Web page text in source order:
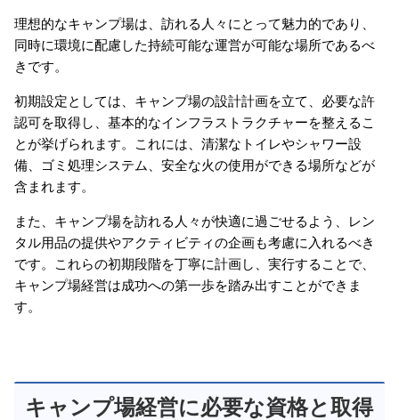
理想的なキャンプ場は、訪れる人々にとって魅力的であり、
同時に環境に配慮した持続可能な運営が可能な場所であるべ
きです。
初期設定としては、キャンプ場の設計計画を立て、必要な許
認可を取得し、基本的なインフラストラクチャーを整えるこ
とが挙げられます。これには、清潔なトイレやシャワー設
備、ゴミ処理システム、安全な火の使用ができる場所などが
含まれます。
また、キャンプ場を訪れる人々が快適に過ごせるよう、レン
タル用品の提供やアクティビティの企画も考慮に入れるべき
です。これらの初期段階を丁寧に計画し、実行することで、
キャンプ場経営は成功への第一歩を踏み出すことができま
す。
キャンプ場経営に必要な資格と取得